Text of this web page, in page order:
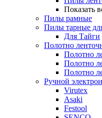
Показать
Пилы рамные
Пилы тарные
Для Тайги
Полотно
Полотно
Полотно
Полотно
Ручной
Virutex
Asaki
Festool